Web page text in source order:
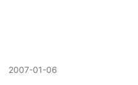
2007-01-06